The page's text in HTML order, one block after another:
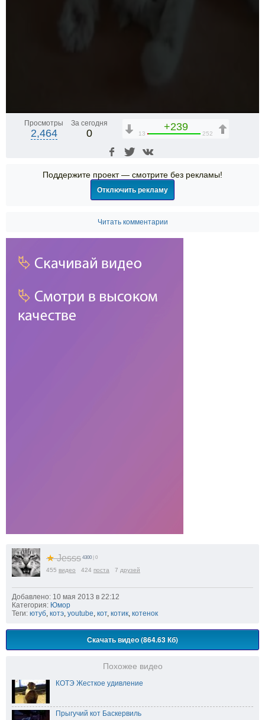
Просмотры
2,464
За сегодня
0
+239
13 252
Поддержите проект — смотрите без рекламы!
Отключить рекламу
Читать комментарии
★Jesss 4300 | 0
455 видео 424 поста 7 друзей
Добавлено: 10 мая 2013 в 22:12
Категория: Юмор
Теги: ютуб, котэ, youtube, кот, котик, котенок
Скачать видео (864.63 Кб)
Похожее видео
КОТЭ Жесткое удивление
Прыгучий кот Баскервиль